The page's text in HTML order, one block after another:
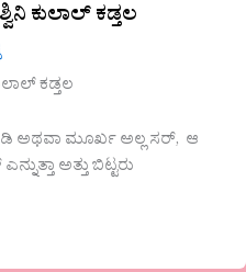
ಕುಲಾಲ್ ಕಡ್ತಲ
ಕಡ್ತಲ
ಅಥವಾ ಮೂರ್ಖ ಅಲ್ಲ ಸರ್, ಆ
ಅತ್ತು ಬಿಟ್ಟರು